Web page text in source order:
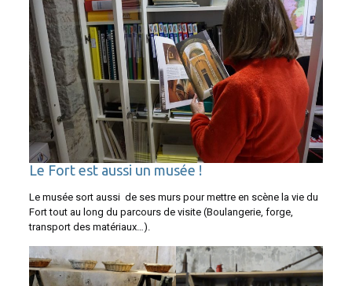
Le Fort est aussi un musée !
Le musée sort aussi de ses murs pour mettre en scène la vie du
Fort tout au long du parcours de visite (Boulangerie, forge,
transport des matériaux…).